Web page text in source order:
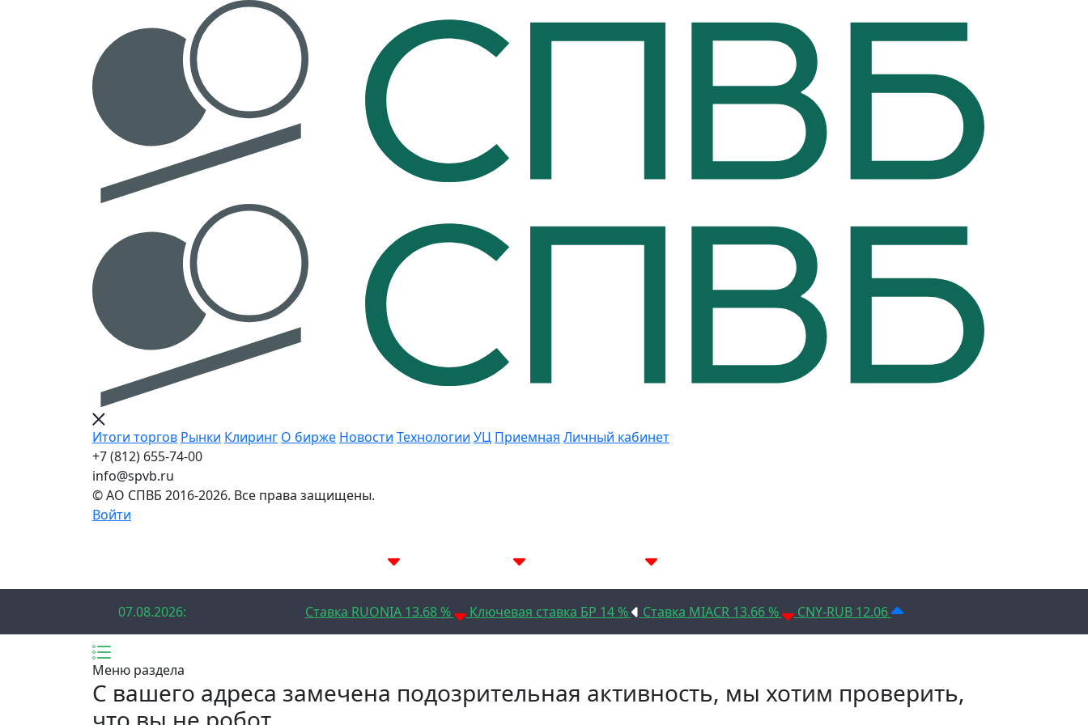
Итоги торгов Рынки Клиринг О бирже Новости Технологии УЦ Приемная Личный кабинет
+7 (812) 655-74-00
info@spvb.ru
© АО СПВБ 2016-2026. Все права защищены.
Войти
14D 14.19%
07.08.2026: Ставка RUONIA 13.68 % Ключевая ставка БР 14 % Ставка MIACR 13.66 % CNY-RUB 12.06
Меню раздела
C вашего адреса замечена подозрительная активность, мы хотим проверить,